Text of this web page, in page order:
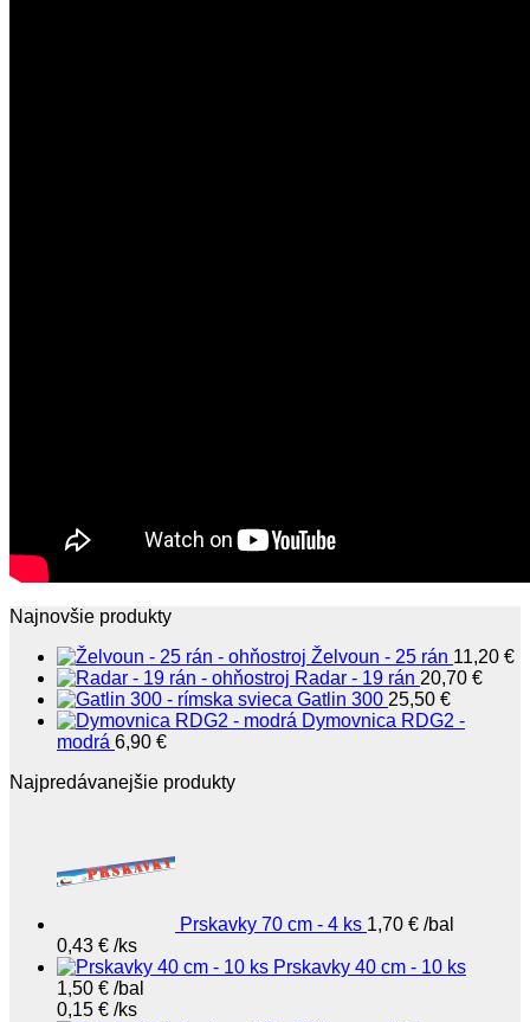
Najnovšie produkty
Želvoun - 25 rán 11,20 €
Radar - 19 rán 20,70 €
Gatlin 300 25,50 €
Dymovnica RDG2 -
modrá 6,90 €
Najpredávanejšie produkty
Prskavky 70 cm - 4 ks 1,70 € /bal
0,43 € /ks
Prskavky 40 cm - 10 ks
1,50 € /bal
0,15 € /ks